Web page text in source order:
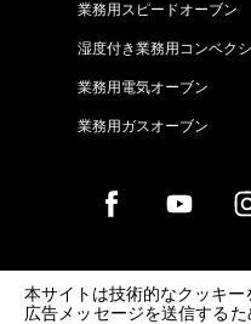
業務用スピードオーブン
湿度付き業務用コンベク
業務用電気オーブン
業務用ガスオーブン
Copyright 2026 UNOX
04230750285 - REA
04230750285 - IT WEEE
本サイトは技術的なクッキ
広告メッセージを送信する